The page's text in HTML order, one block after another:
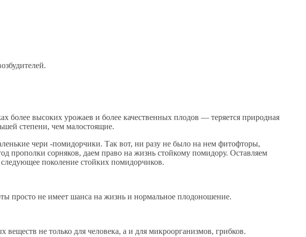
более высоких урожаев и более качественных плодов — теряется природная
степени, чем малостоящие.
чери -помидорчики. Так вот, ни разу не было на нем фитофторы,
прополки сорняков, даем право на жизнь стойкому помидору. Оставляем
поколение стойких помидорчиков.
просто не имеет шанса на жизнь и нормальное плодоношение.
не только для человека, а и для микроорганизмов, грибков.